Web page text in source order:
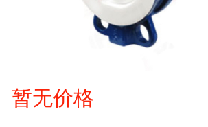
暂无价格